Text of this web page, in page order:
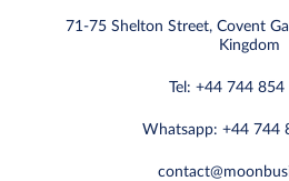
71-75 Shelton Street, Covent
Kingdom
Tel: +44 744 854
Whatsapp: +44 744